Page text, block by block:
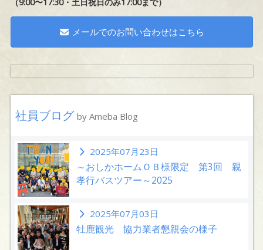
（9:00〜17:30・土日祝日のみ17:00まで）
メールでのお問い合わせはこちら
社員ブログ by Ameba Blog
2025年07月23日
～おしかホームＯＢ様限定 第3回 親
孝行バスツアー～2025
2025年07月03日
牡鹿観光 協力業者懇親会の様子